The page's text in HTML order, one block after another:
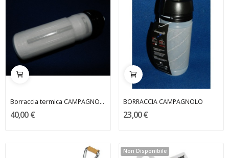
Borraccia termica CAMPAGNOLO
40,00 €
BORRACCIA CAMPAGNOLO
23,00 €
Non Disponibile